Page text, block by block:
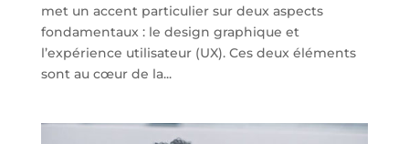
met un accent particulier sur deux aspects
fondamentaux : le design graphique et
l’expérience utilisateur (UX). Ces deux éléments
sont au cœur de la...